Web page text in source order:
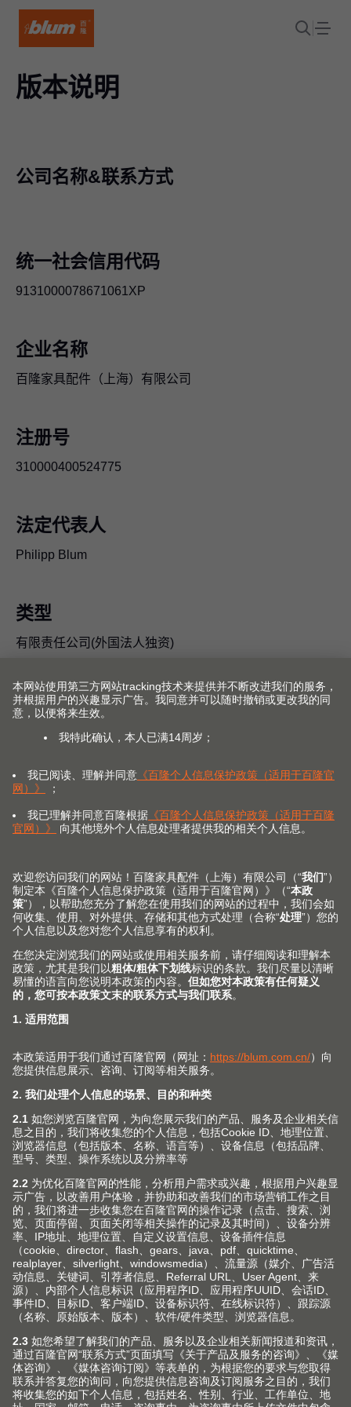
版本说明
公司名称&联系方式
统一社会信用代码
9131000078671061XP
企业名称
百隆家具配件（上海）有限公司
注册号
310000400524775
法定代表人
Philipp Blum
类型
有限责任公司(外国法人独资)
成立日期
2006年05月22日
注册资本
5600.000000万欧元
核准日期
2021年01月04日
营业期限自
2006年05月22日
营业期限至
登记机关
登记状态
存续（在营、开业、在册）
住所
上海市青浦工业园区北盈路399号